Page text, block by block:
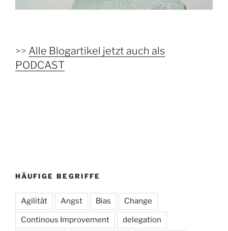
>> Alle Blogartikel jetzt auch als
PODCAST
HÄUFIGE BEGRIFFE
Agilität Angst Bias Change
Continous Improvement delegation